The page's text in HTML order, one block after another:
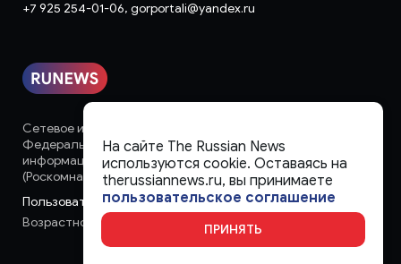
Сетевое издание «runews» (18+) зарегистрировано в
Федеральной службе по надзору в сфере связи,
информационных технологий и массовых коммуникаций
(Роскомнадзор)
Пользовательское соглашение
Возрастное ограничение:
+7 925 254-01-06, gorportali@yandex.ru
На сайте The Russian News
используются cookie. Оставаясь на
therussiannews.ru, вы принимаете
пользовательское соглашение
ПРИНЯТЬ